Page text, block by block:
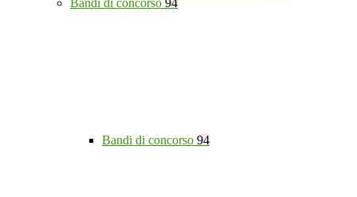
Bandi di concorso 94
Bandi di concorso 94